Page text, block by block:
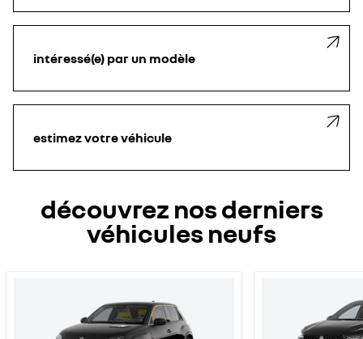
intéressé(e) par un modèle
estimez votre véhicule
découvrez nos derniers
véhicules neufs